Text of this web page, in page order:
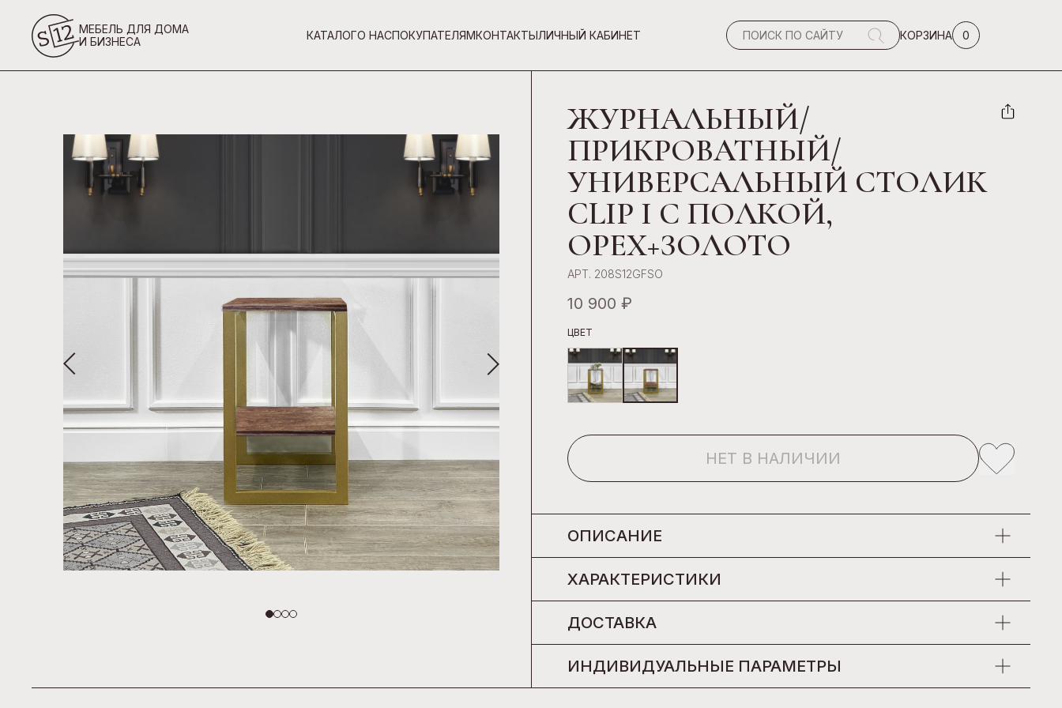
МЕБЕЛЬ ДЛЯ ДОМА
И БИЗНЕСА
КАТАЛОГО НАСПОКУПАТЕЛЯМКОНТАКТЫЛИЧНЫЙ КАБИНЕТ КОРЗИНА 0
ЖУРНАЛЬНЫЙ/
ПРИКРОВАТНЫЙ/
УНИВЕРСАЛЬНЫЙ СТОЛИК
CLIP I С ПОЛКОЙ,
ОРЕХ+ЗОЛОТО
АРТ. 208S12GFSO
10 900 ₽
ЦВЕТ
НЕТ В НАЛИЧИИ
ОПИСАНИЕ
ХАРАКТЕРИСТИКИ
ДОСТАВКА
ИНДИВИДУАЛЬНЫЕ ПАРАМЕТРЫ